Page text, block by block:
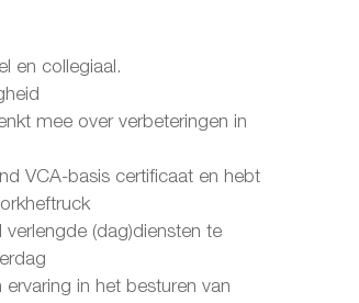
en collegiaal.
mee over verbeteringen in
VCA-basis certificaat en hebt
(dag)diensten te
in het besturen van